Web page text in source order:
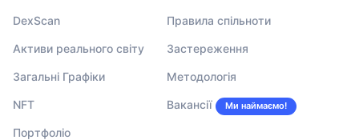
DexScan
Активи реального світу
Загальні Графіки
NFT
Портфоліо
Правила спільноти
Застереження
Методологія
Вакансії Ми наймаємо!